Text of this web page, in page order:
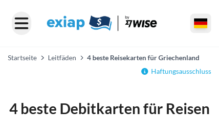
Startseite Leitfäden
4 beste Reisekarten für Griechenland
Haftungsausschluss
4 beste Debitkarten für Reisen